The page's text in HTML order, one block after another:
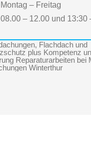
Montag – Freitag
08.00 – 12.00 und 13:30